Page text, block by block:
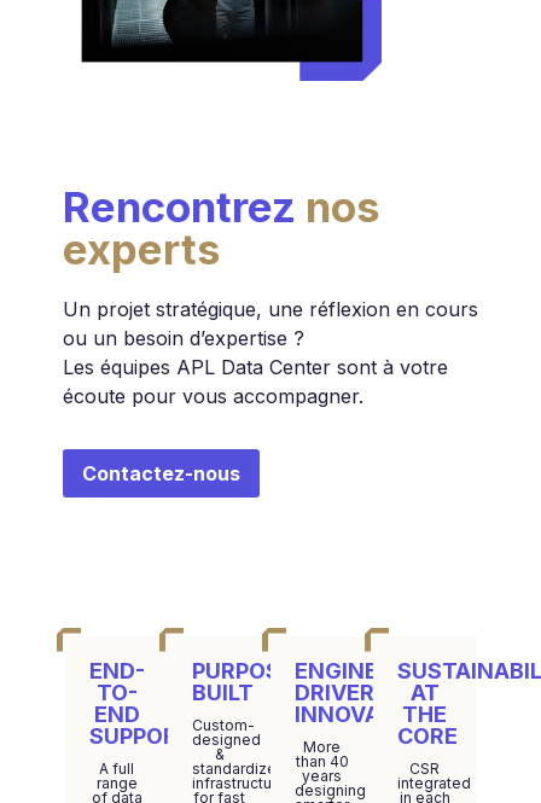
Rencontrez nos
experts
Un projet stratégique, une réflexion en cours
ou un besoin d’expertise ?
Les équipes APL Data Center sont à votre
écoute pour vous accompagner.
Contactez-nous
END-
TO-
END
SUPPORT
A full
range
of data
PURPOSE-
BUILT
Custom-
designed
&
standardized
infrastructure
for fast
ENGINEERING-
DRIVER
INNOVATION
More
than 40
years
designing
AT
THE
CORE
CSR
integrated
in each